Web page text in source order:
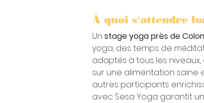
À quoi s'attendre
Un stage yoga près de
yoga, des temps de
adaptés à tous les
sur une alimentation saine
autres participants
avec Sesa Yoga garantit